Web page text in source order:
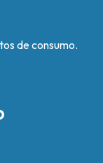
de consumo.